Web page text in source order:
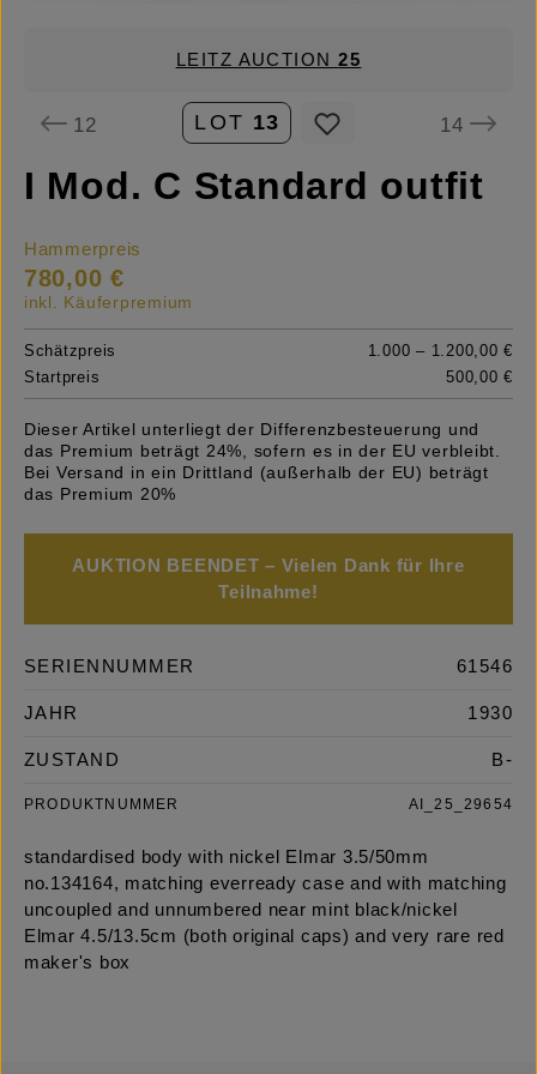
LEITZ AUCTION25
12 LOT 13 14
I Mod. C Standard outfit
Hammerpreis
780,00 €
inkl. Käuferpremium
Schätzpreis
1.000 – 1.200,00 €
Startpreis
500,00 €
Dieser Artikel unterliegt der Differenzbesteuerung und
das Premium beträgt 24%, sofern es in der EU verbleibt.
Bei Versand in ein Drittland (außerhalb der EU) beträgt
das Premium 20%
AUKTION BEENDET – Vielen Dank für Ihre
Teilnahme!
SERIENNUMMER 61546
JAHR 1930
ZUSTAND B-
PRODUKTNUMMER AI_25_29654
standardised body with nickel Elmar 3.5/50mm
no.134164, matching everready case and with matching
uncoupled and unnumbered near mint black/nickel
Elmar 4.5/13.5cm (both original caps) and very rare red
maker's box